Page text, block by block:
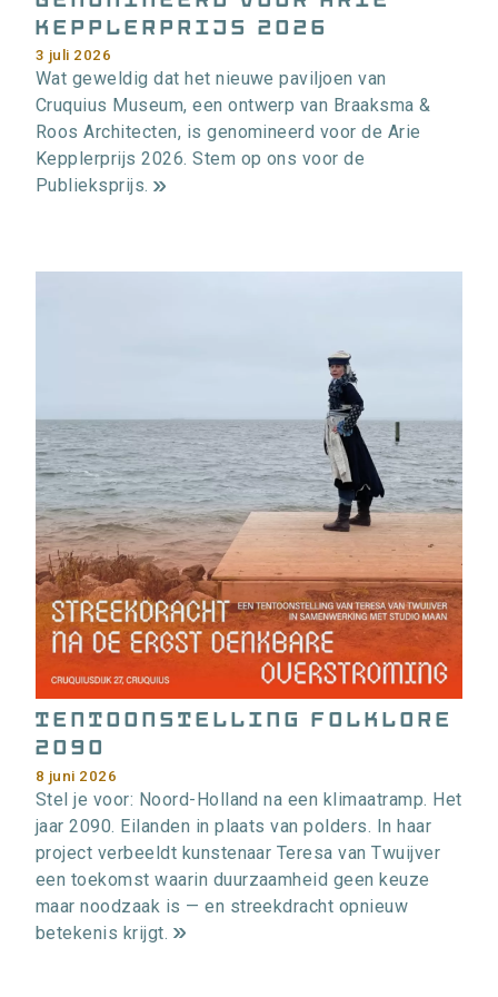
Kepplerprijs 2026
3 juli 2026
Wat geweldig dat het nieuwe paviljoen van
Cruquius Museum, een ontwerp van Braaksma &
Roos Architecten, is genomineerd voor de Arie
Kepplerprijs 2026. Stem op ons voor de
Publieksprijs.
m
a
t
i
e
>
Tentoonstelling Folklore
2090
8 juni 2026
Stel je voor: Noord-Holland na een klimaatramp. Het
jaar 2090. Eilanden in plaats van polders. In haar
project verbeeldt kunstenaar Teresa van Twuijver
een toekomst waarin duurzaamheid geen keuze
maar noodzaak is — en streekdracht opnieuw
betekenis krijgt.